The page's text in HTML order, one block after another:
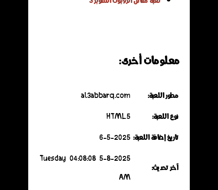
معلومات أخرى:
مطور اللعبة:
al3abbarq.com
نوع اللعبة:
HTML5
تاريخ إضافة اللعبة: 6-5-2025
آخر تحديث:
5-8-2025 Tuesday 04:08:08
AM